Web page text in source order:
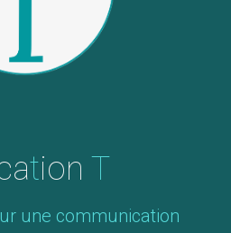
tionT
une communication